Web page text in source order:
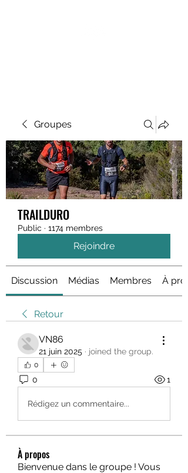
Groupes
TRAILDURO
Public · 1174 membres
Rejoindre
Discussion Médias Membres À
Retour
VN86
21 juin 2025 · joined the group.
0
0 1
Rédigez un commentaire...
À propos
Bienvenue dans le groupe ! Vous